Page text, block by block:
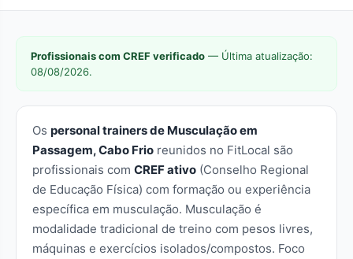
Profissionais com CREF verificado — Última atualização:
08/08/2026.
Os personal trainers de Musculação em
Passagem, Cabo Frio reunidos no FitLocal são
profissionais com CREF ativo (Conselho Regional
de Educação Física) com formação ou experiência
específica em musculação. Musculação é
modalidade tradicional de treino com pesos livres,
máquinas e exercícios isolados/compostos. Foco